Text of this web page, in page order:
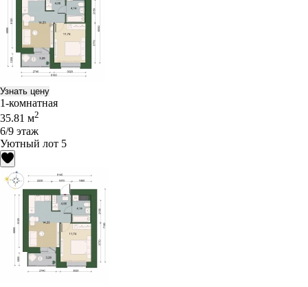
Узнать цену
1-комнатная
35.81 м2
6/9 этаж
Уютный лот 5